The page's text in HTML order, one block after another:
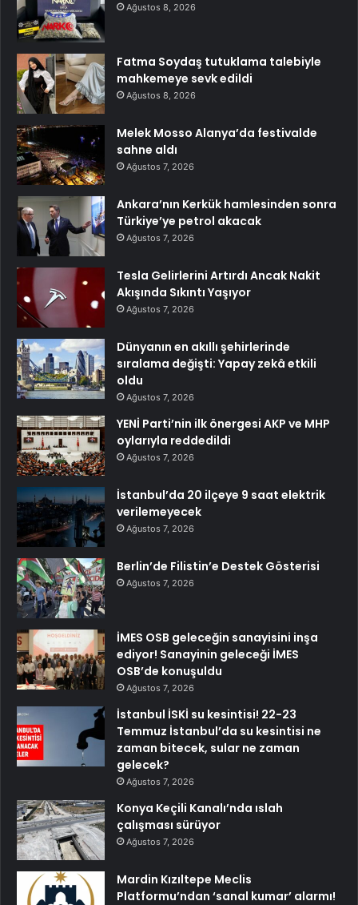
Ağustos 8, 2026
Fatma Soydaş tutuklama talebiyle
mahkemeye sevk edildi
Ağustos 8, 2026
Melek Mosso Alanya’da festivalde
sahne aldı
Ağustos 7, 2026
Ankara’nın Kerkük hamlesinden sonra
Türkiye’ye petrol akacak
Ağustos 7, 2026
Tesla Gelirlerini Artırdı Ancak Nakit
Akışında Sıkıntı Yaşıyor
Ağustos 7, 2026
Dünyanın en akıllı şehirlerinde
sıralama değişti: Yapay zekâ etkili
oldu
Ağustos 7, 2026
YENİ Parti’nin ilk önergesi AKP ve MHP
oylarıyla reddedildi
Ağustos 7, 2026
İstanbul’da 20 ilçeye 9 saat elektrik
verilemeyecek
Ağustos 7, 2026
Berlin’de Filistin’e Destek Gösterisi
Ağustos 7, 2026
İMES OSB geleceğin sanayisini inşa
ediyor! Sanayinin geleceği İMES
OSB’de konuşuldu
Ağustos 7, 2026
İstanbul İSKİ su kesintisi! 22-23
Temmuz İstanbul’da su kesintisi ne
zaman bitecek, sular ne zaman
gelecek?
Ağustos 7, 2026
Konya Keçili Kanalı’nda ıslah
çalışması sürüyor
Ağustos 7, 2026
Mardin Kızıltepe Meclis
Platformu’ndan ‘sanal kumar’ alarmı!